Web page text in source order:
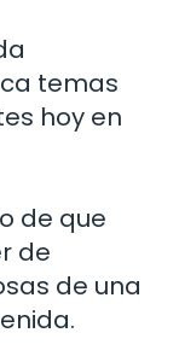
temas
hoy en
de que
de
de una